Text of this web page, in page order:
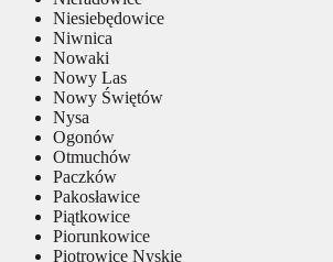
Niesiebędowice
Niwnica
Nowaki
Nowy Las
Nowy Świętów
Nysa
Ogonów
Otmuchów
Paczków
Pakosławice
Piątkowice
Piorunkowice
Piotrowice Nyskie